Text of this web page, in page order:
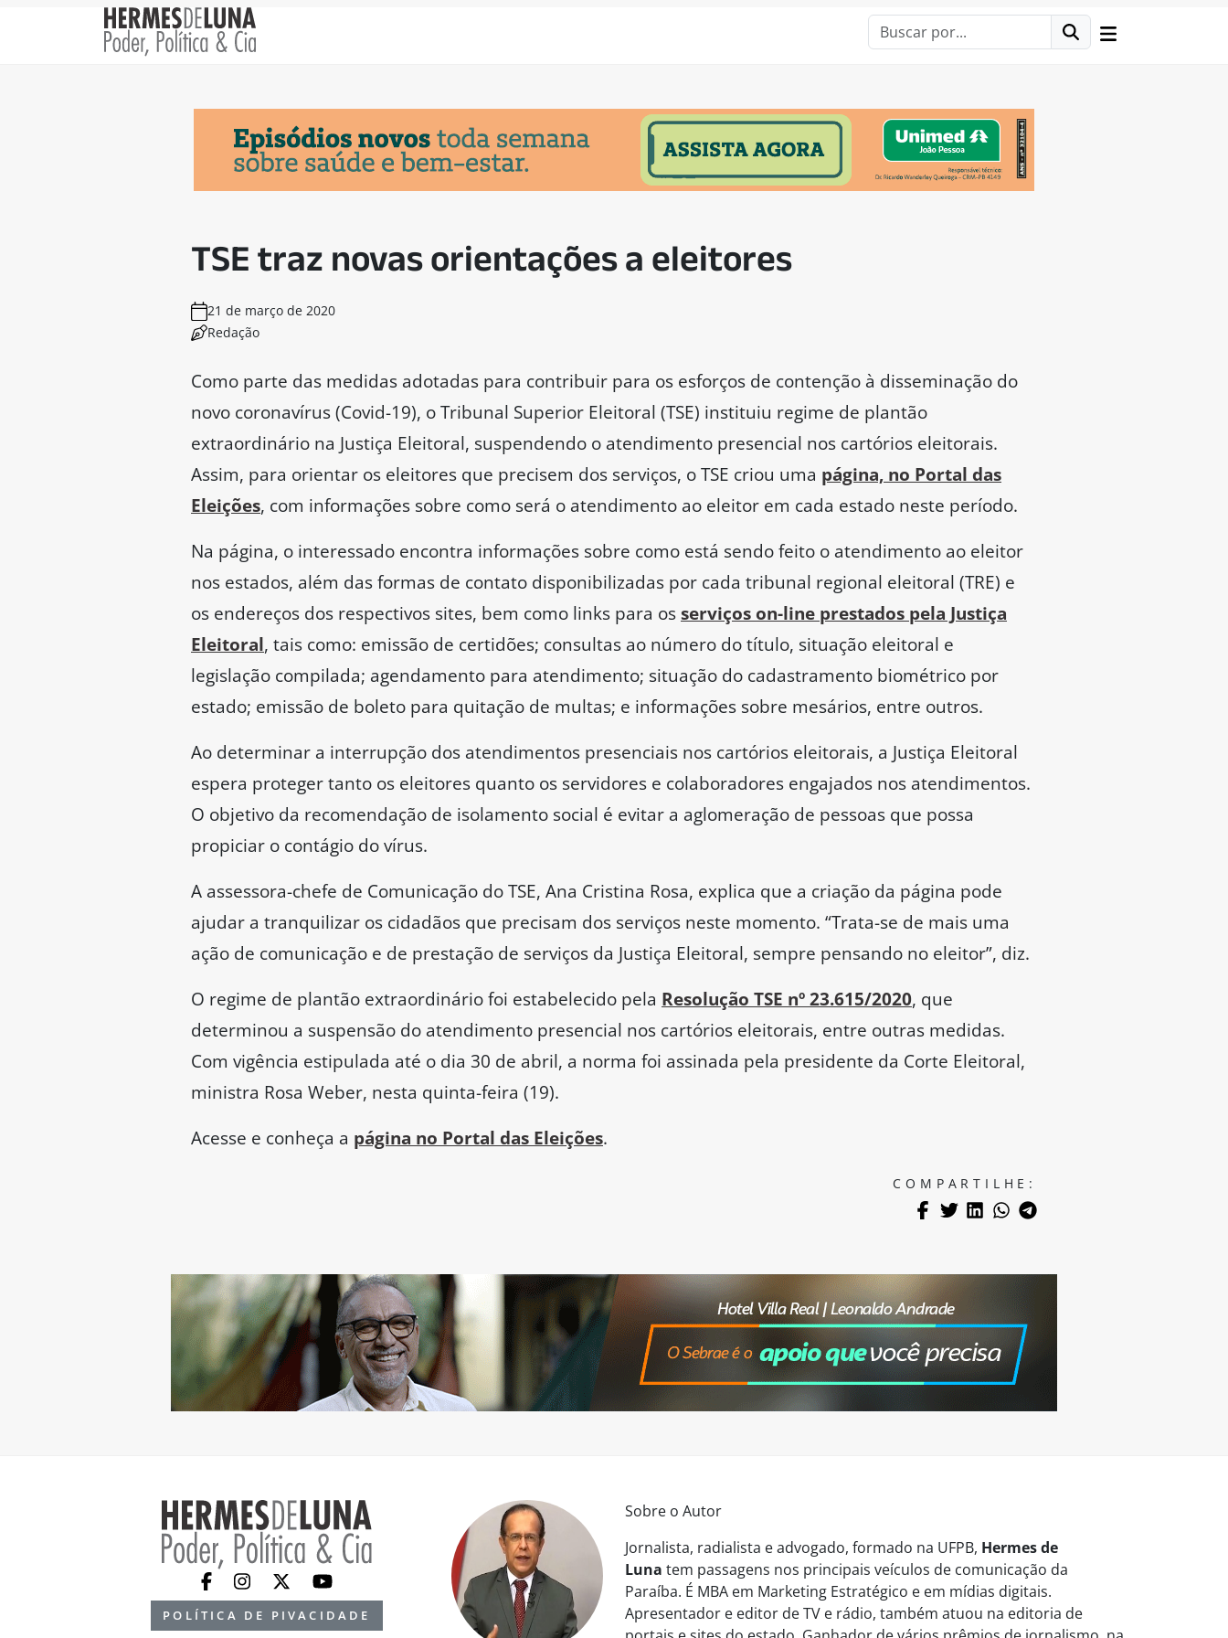
TSE traz novas orientações a eleitores
21 de março de 2020
Redação
Como parte das medidas adotadas para contribuir para os esforços de contenção à disseminação do
novo coronavírus (Covid-19), o Tribunal Superior Eleitoral (TSE) instituiu regime de plantão
extraordinário na Justiça Eleitoral, suspendendo o atendimento presencial nos cartórios eleitorais.
Assim, para orientar os eleitores que precisem dos serviços, o TSE criou uma página, no Portal das
Eleições, com informações sobre como será o atendimento ao eleitor em cada estado neste período.
Na página, o interessado encontra informações sobre como está sendo feito o atendimento ao eleitor
nos estados, além das formas de contato disponibilizadas por cada tribunal regional eleitoral (TRE) e
os endereços dos respectivos sites, bem como links para osserviços on-line prestados pela Justiça
Eleitoral, tais como: emissão de certidões; consultas ao número do título, situação eleitoral e
legislação compilada; agendamento para atendimento; situação do cadastramento biométrico por
estado; emissão de boleto para quitação de multas; e informações sobre mesários, entre outros.
Ao determinar a interrupção dos atendimentos presenciais nos cartórios eleitorais, a Justiça Eleitoral
espera proteger tanto os eleitores quanto os servidores e colaboradores engajados nos atendimentos.
O objetivo da recomendação de isolamento social é evitar a aglomeração de pessoas que possa
propiciar o contágio do vírus.
A assessora-chefe de Comunicação do TSE, Ana Cristina Rosa, explica que a criação da página pode
ajudar a tranquilizar os cidadãos que precisam dos serviços neste momento. “Trata-se de mais uma
ação de comunicação e de prestação de serviços da Justiça Eleitoral, sempre pensando no eleitor”, diz.
O regime de plantão extraordinário foi estabelecido pela Resolução TSE nº 23.615/2020, que
determinou a suspensão do atendimento presencial nos cartórios eleitorais, entre outras medidas.
Com vigência estipulada até o dia 30 de abril, a norma foi assinada pela presidente da Corte Eleitoral,
ministra Rosa Weber, nesta quinta-feira (19).
Acesse e conheça a página no Portal das Eleições.
COMPARTILHE:
POLÍTICA DE PIVACIDADE
Sobre o Autor
Jornalista, radialista e advogado, formado na UFPB, Hermes de
Luna tem passagens nos principais veículos de comunicação da
Paraíba. É MBA em Marketing Estratégico e em mídias digitais.
Apresentador e editor de TV e rádio, também atuou na editoria de